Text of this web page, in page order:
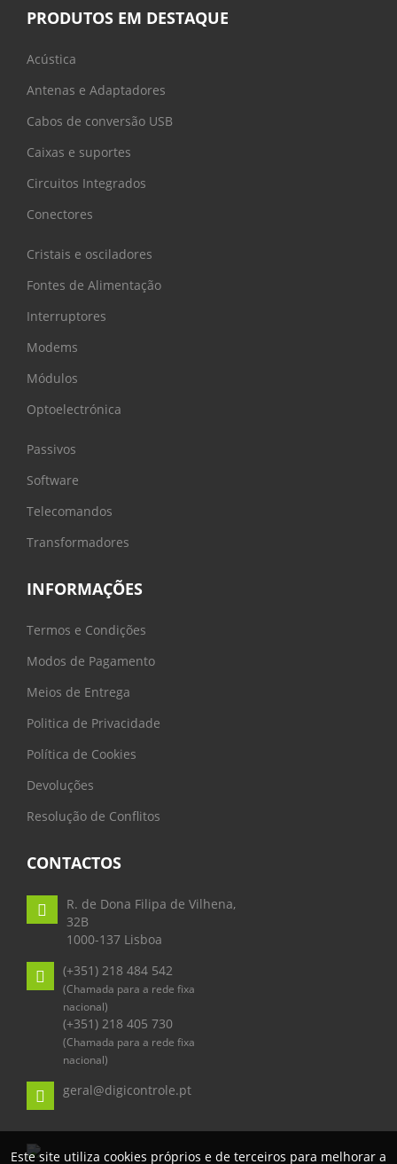
PRODUTOS EM DESTAQUE
Acústica
Antenas e Adaptadores
Cabos de conversão USB
Caixas e suportes
Circuitos Integrados
Conectores
Cristais e osciladores
Fontes de Alimentação
Interruptores
Modems
Módulos
Optoelectrónica
Passivos
Software
Telecomandos
Transformadores
INFORMAÇÕES
Termos e Condições
Modos de Pagamento
Meios de Entrega
Politica de Privacidade
Política de Cookies
Devoluções
Resolução de Conflitos
CONTACTOS
R. de Dona Filipa de Vilhena,
32B
1000-137 Lisboa
(+351) 218 484 542
(Chamada para a rede fixa
nacional)
(+351) 218 405 730
(Chamada para a rede fixa
nacional)
geral@digicontrole.pt
Este site utiliza cookies próprios e de terceiros para melhorar a